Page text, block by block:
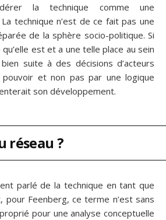
la technique comme une
technique n’est de ce fait pas une
de la sphère socio-politique. Si
est et a une telle place au sein
suite à des décisions d’acteurs
et non pas par une logique
son développement.
réseau ?
parlé de la technique en tant que
pour Feenberg, ce terme n’est sans
pour une analyse conceptuelle